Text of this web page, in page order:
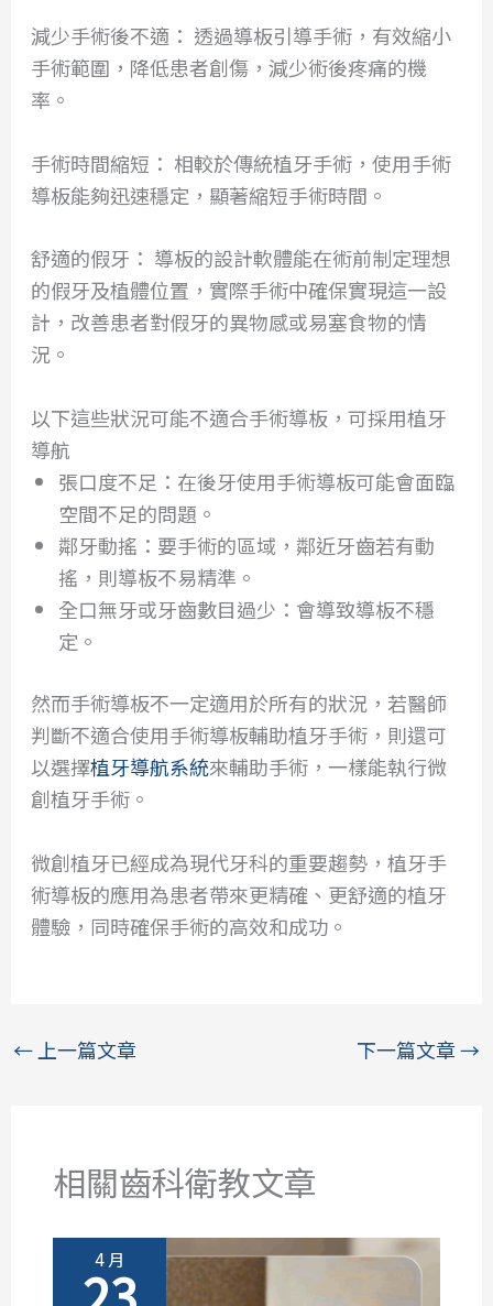
減少手術後不適： 透過導板引導手術，有效縮小
手術範圍，降低患者創傷，減少術後疼痛的機
率。
手術時間縮短： 相較於傳統植牙手術，使用手術
導板能夠迅速穩定，顯著縮短手術時間。
舒適的假牙： 導板的設計軟體能在術前制定理想
的假牙及植體位置，實際手術中確保實現這一設
計，改善患者對假牙的異物感或易塞食物的情
況。
以下這些狀況可能不適合手術導板，可採用植牙
導航
張口度不足：在後牙使用手術導板可能會面臨
空間不足的問題。
鄰牙動搖：要手術的區域，鄰近牙齒若有動
搖，則導板不易精準。
全口無牙或牙齒數目過少：會導致導板不穩
定。
然而手術導板不一定適用於所有的狀況，若醫師
判斷不適合使用手術導板輔助植牙手術，則還可
以選擇植牙導航系統來輔助手術，一樣能執行微
創植牙手術。
微創植牙已經成為現代牙科的重要趨勢，植牙手
術導板的應用為患者帶來更精確、更舒適的植牙
體驗，同時確保手術的高效和成功。
←上一篇文章 下一篇文章→
相關齒科衛教文章
4 月